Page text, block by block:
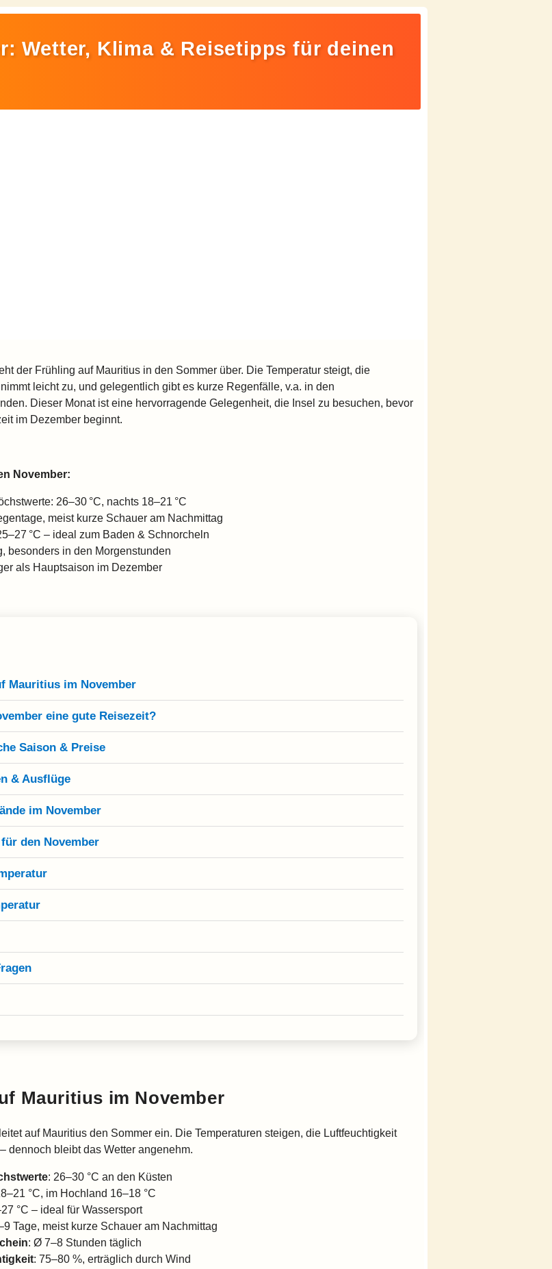
Wetter, Klima & Reisetipps für deinen
der Frühling auf Mauritius in den Sommer über. Die Temperatur steigt, die
leicht zu, und gelegentlich gibt es kurze Regenfälle, v.a. in den
Dieser Monat ist eine hervorragende Gelegenheit, die Insel zu besuchen, bevor
im Dezember beginnt.
November:
26–30 °C, nachts 18–21 °C
meist kurze Schauer am Nachmittag
°C – ideal zum Baden & Schnorcheln
besonders in den Morgenstunden
als Hauptsaison im Dezember
Mauritius im November
eine gute Reisezeit?
Saison & Preise
& Ausflüge
im November
den November
Mauritius im November
auf Mauritius den Sommer ein. Die Temperaturen steigen, die Luftfeuchtigkeit
dennoch bleibt das Wetter angenehm.
: 26–30 °C an den Küsten
°C, im Hochland 16–18 °C
°C – ideal für Wassersport
Tage, meist kurze Schauer am Nachmittag
: Ø 7–8 Stunden täglich
: 75–80 %, erträglich durch Wind